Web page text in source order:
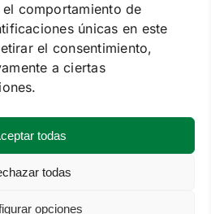
comportamiento de
únicas en este
el consentimiento,
a ciertas
todas
todas
opciones
MANO